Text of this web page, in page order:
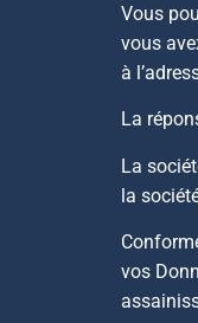
Vous
vous
à
La
La
la
vos